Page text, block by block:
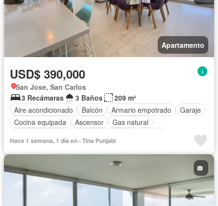
Apartamento
USD$ 390,000
San Jose, San Carlos
3 Recámaras
3 Baños
209 m²
Aire acondicionado
Balcón Armario empotrado
Garaje
Cocina equipada
Ascensor
Gas natural
Hace 1 semana, 1 día en - Tina Punjabi